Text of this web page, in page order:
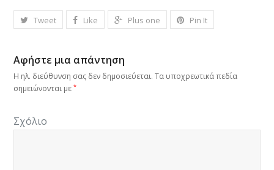
Tweet Like Plus one Pin It
Αφήστε μια απάντηση
Η ηλ. διεύθυνση σας δεν δημοσιεύεται. Τα υποχρεωτικά πεδία
σημειώνονται με*
Σχόλιο